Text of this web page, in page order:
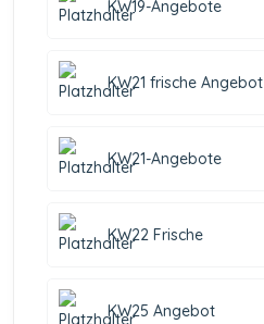
KW19-Angebote
KW21 frische Angebot
KW21-Angebote
KW22 Frische
KW25 Angebot